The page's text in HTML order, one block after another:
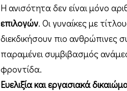
Η ανισότητα δεν είναι μόνο
επιλογών. Οι γυναίκες με
διεκδικήσουν πιο ανθρώπινες
παραμένει συμβιβασμός
φροντίδα.
Ευελιξία και εργασιακά